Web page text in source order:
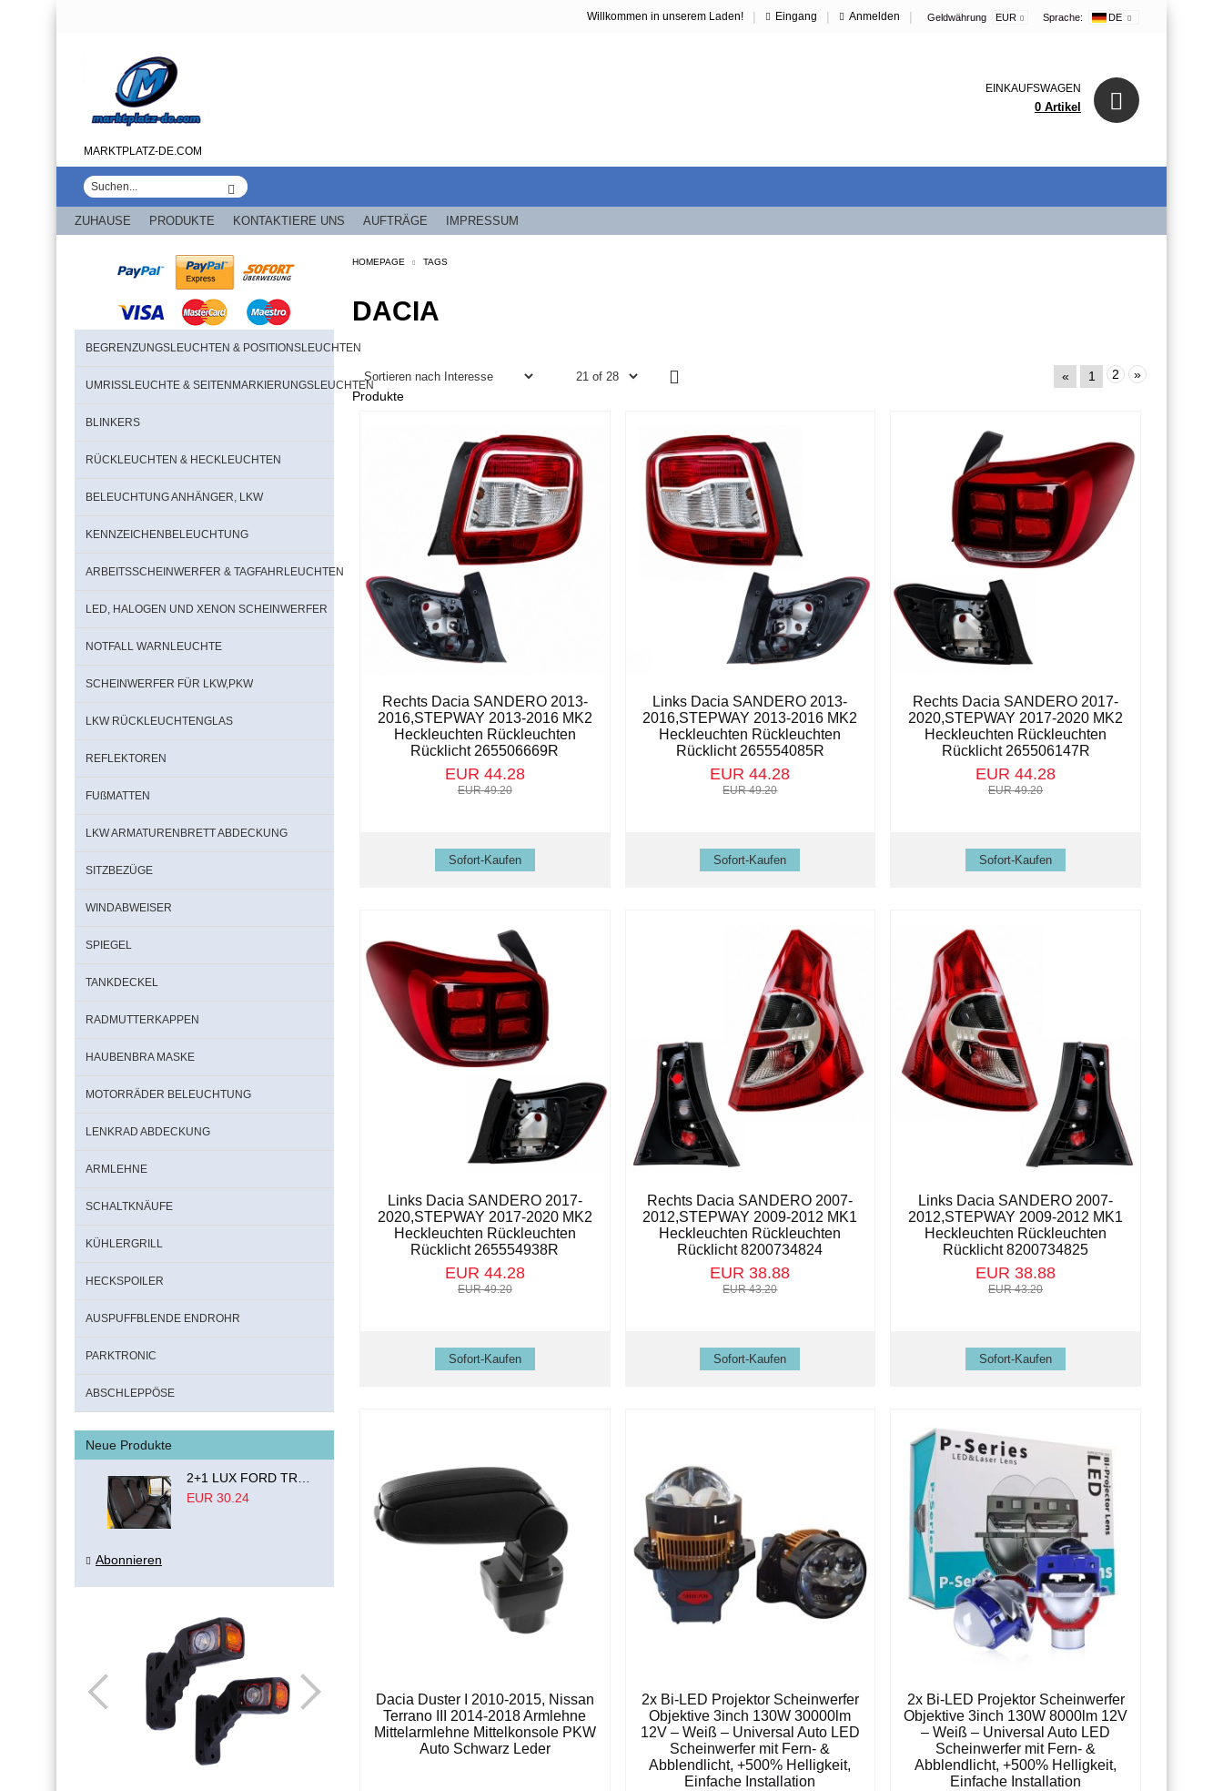
Willkommen in unserem Laden! | Eingang | Anmelden | Geldwährung EUR Sprache: DE
MARKTPLATZ-DE.COM
EINKAUFSWAGEN
0 Artikel
ZUHAUSE PRODUKTE KONTAKTIERE UNS AUFTRÄGE IMPRESSUM
BEGRENZUNGSLEUCHTEN & POSITIONSLEUCHTEN
UMRISSLEUCHTE & SEITENMARKIERUNGSLEUCHTEN
BLINKERS
RÜCKLEUCHTEN & HECKLEUCHTEN
BELEUCHTUNG ANHÄNGER, LKW
KENNZEICHENBELEUCHTUNG
ARBEITSSCHEINWERFER & TAGFAHRLEUCHTEN
LED, HALOGEN UND XENON SCHEINWERFER
NOTFALL WARNLEUCHTE
SCHEINWERFER FÜR LKW,PKW
LKW RÜCKLEUCHTENGLAS
REFLEKTOREN
FUßMATTEN
LKW ARMATURENBRETT ABDECKUNG
SITZBEZÜGE
WINDABWEISER
SPIEGEL
TANKDECKEL
RADMUTTERKAPPEN
HAUBENBRA MASKE
MOTORRÄDER BELEUCHTUNG
LENKRAD ABDECKUNG
ARMLEHNE
SCHALTKNÄUFE
KÜHLERGRILL
HECKSPOILER
AUSPUFFBLENDE ENDROHR
PARKTRONIC
ABSCHLEPPÖSE
Neue Produkte
EUR 30.24
Abonnieren
HOMEPAGE TAGS
DACIA
« 1 2
»
Produkte
Rechts Dacia SANDERO 2013-
2016,STEPWAY 2013-2016 MK2
Heckleuchten Rückleuchten
Rücklicht 265506669R
EUR 44.28
EUR 49.20
Links Dacia SANDERO 2013-
2016,STEPWAY 2013-2016 MK2
Heckleuchten Rückleuchten
Rücklicht 265554085R
EUR 44.28
EUR 49.20
Rechts Dacia SANDERO 2017-
2020,STEPWAY 2017-2020 MK2
Heckleuchten Rückleuchten
Rücklicht 265506147R
EUR 44.28
EUR 49.20
Links Dacia SANDERO 2017-
2020,STEPWAY 2017-2020 MK2
Heckleuchten Rückleuchten
Rücklicht 265554938R
EUR 44.28
EUR 49.20
Rechts Dacia SANDERO 2007-
2012,STEPWAY 2009-2012 MK1
Heckleuchten Rückleuchten
Rücklicht 8200734824
EUR 38.88
EUR 43.20
Links Dacia SANDERO 2007-
2012,STEPWAY 2009-2012 MK1
Heckleuchten Rückleuchten
Rücklicht 8200734825
EUR 38.88
EUR 43.20
Dacia Duster I 2010-2015, Nissan
Terrano III 2014-2018 Armlehne
Mittelarmlehne Mittelkonsole PKW
Auto Schwarz Leder
2x Bi-LED Projektor Scheinwerfer
Objektive 3inch 130W 30000lm
12V – Weiß – Universal Auto LED
Scheinwerfer mit Fern- &
Abblendlicht, +500% Helligkeit,
Einfache Installation
2x Bi-LED Projektor Scheinwerfer
Objektive 3inch 130W 8000lm 12V
– Weiß – Universal Auto LED
Scheinwerfer mit Fern- &
Abblendlicht, +500% Helligkeit,
Einfache Installation